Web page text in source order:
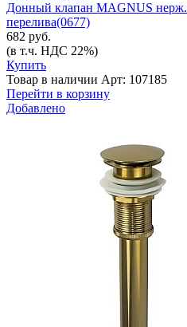
Донный клапан MAGNUS
перелива(0677)
682 руб.
(в т.ч. НДС 22%)
Купить
Товар в наличии Арт: 107185
Перейти в корзину
Добавлено